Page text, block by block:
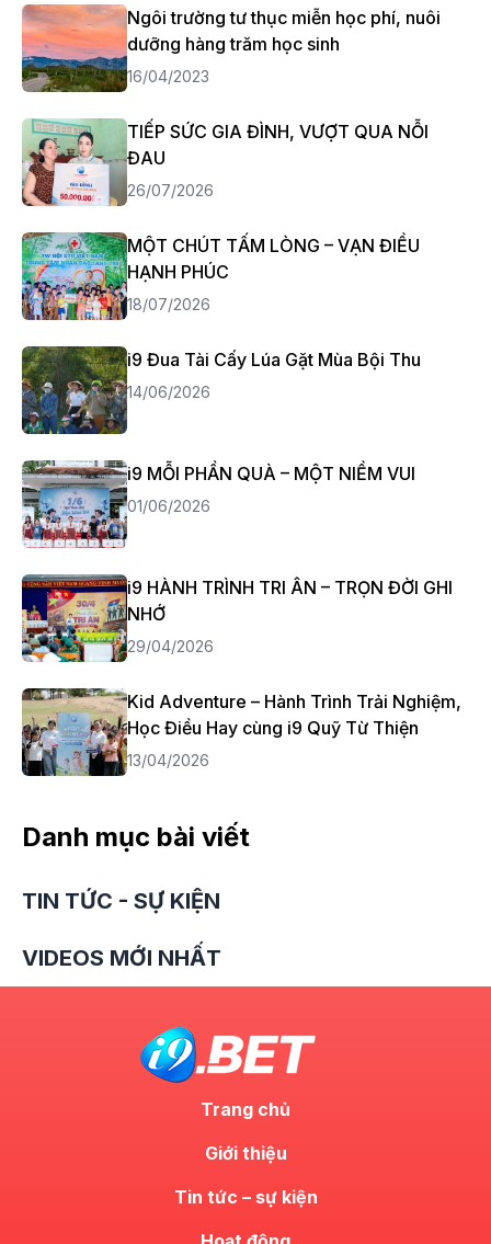
Ngôi trường tư thục miễn học phí, nuôi
dưỡng hàng trăm học sinh
16/04/2023
TIẾP SỨC GIA ĐÌNH, VƯỢT QUA NỖI
ĐAU
26/07/2026
MỘT CHÚT TẤM LÒNG – VẠN ĐIỀU
HẠNH PHÚC
18/07/2026
i9 Đua Tài Cấy Lúa Gặt Mùa Bội Thu
14/06/2026
i9 MỖI PHẦN QUÀ – MỘT NIỀM VUI
01/06/2026
i9 HÀNH TRÌNH TRI ÂN – TRỌN ĐỜI GHI
NHỚ
29/04/2026
Kid Adventure – Hành Trình Trải Nghiệm,
Học Điều Hay cùng i9 Quỹ Từ Thiện
13/04/2026
Danh mục bài viết
TIN TỨC - SỰ KIỆN
VIDEOS MỚI NHẤT
Trang chủ
Giới thiệu
Tin tức – sự kiện